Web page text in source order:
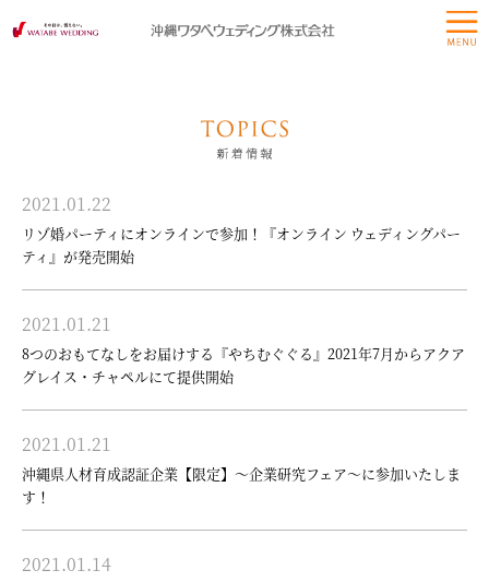
2021.01.22
リゾ婚パーティにオンラインで参加！『オンライン ウェディングパー
ティ』が発売開始
2021.01.21
8つのおもてなしをお届けする『やちむぐぐる』2021年7月からアクア
グレイス・チャペルにて提供開始
2021.01.21
沖縄県人材育成認証企業【限定】～企業研究フェア～に参加いたしま
す！
2021.01.14